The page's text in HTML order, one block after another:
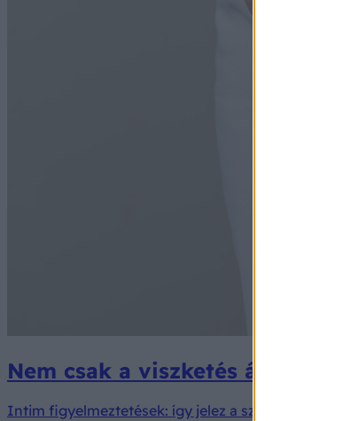
Nem csak a viszketés
Intim figyelmeztetések: így jelez a szervezet, ha